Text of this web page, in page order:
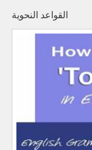
القواعد النحوية